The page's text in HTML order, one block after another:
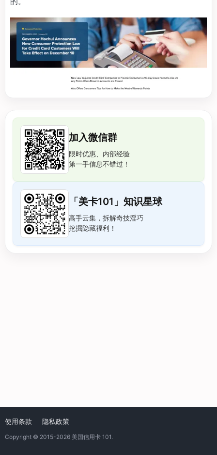
加入微信群
限时优惠、内部经验
第一手信息不错过！
「美卡101」知识星球
高手云集，拆解奇技淫巧
挖掘隐藏福利！
使用条款 隐私政策
Copyright © 2015-2026 美国信用卡 101.